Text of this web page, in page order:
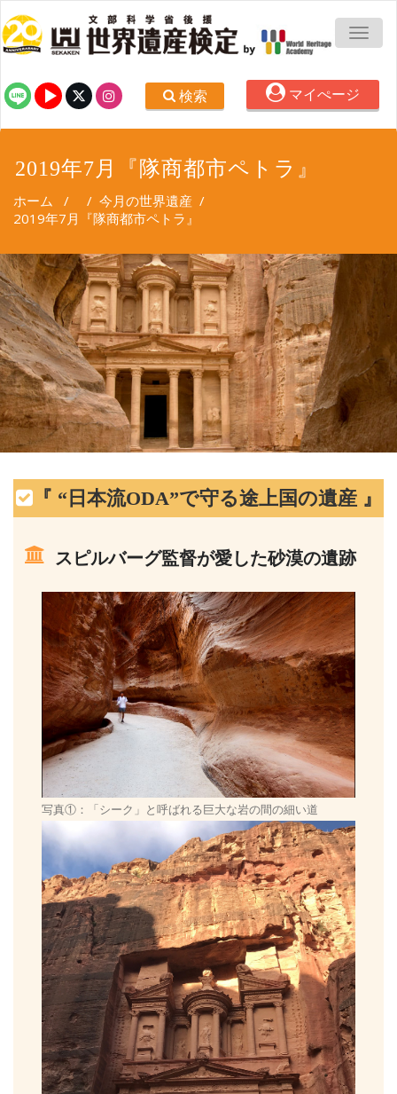
検索 マイぺージ
2019年7月『隊商都市ペトラ』
ホーム / / 今月の世界遺産 /
2019年7月『隊商都市ペトラ』
『 “日本流ODA”で守る途上国の遺産 』
スピルバーグ監督が愛した砂漠の遺跡
写真①：「シーク」と呼ばれる巨大な岩の間の細い道